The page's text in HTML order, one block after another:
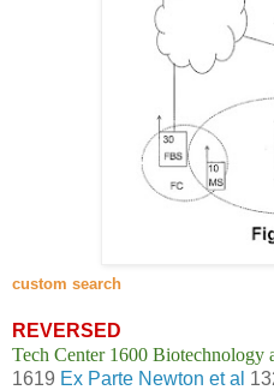
custom search
REVERSED
Tech Center 1600 Biotechnology
1619 Ex Parte Newton et al